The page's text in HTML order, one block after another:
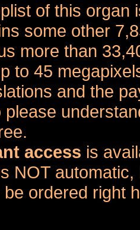
of this
some other
more than
to 45
and the
access is
NOT
ordered right